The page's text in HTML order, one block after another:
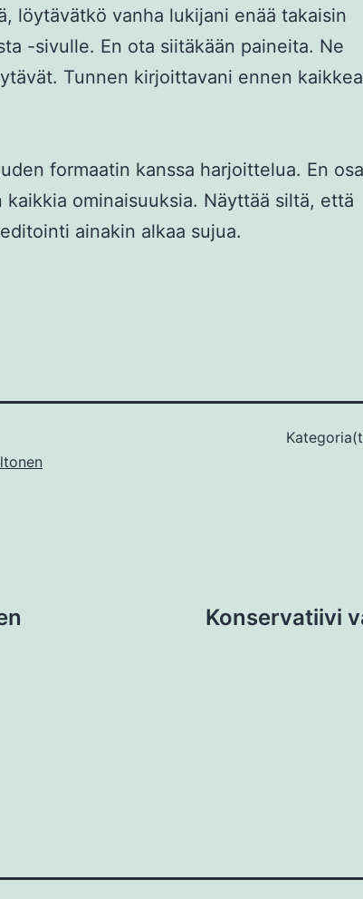
löytävätkö vanha lukijani enää takaisin
-sivulle. En ota siitäkään paineita. Ne
Tunnen kirjoittavani ennen kaikkea
formaatin kanssa harjoittelua. En
kaikkia ominaisuuksia. Näyttää siltä, että
ainakin alkaa sujua.
Konservatiivi